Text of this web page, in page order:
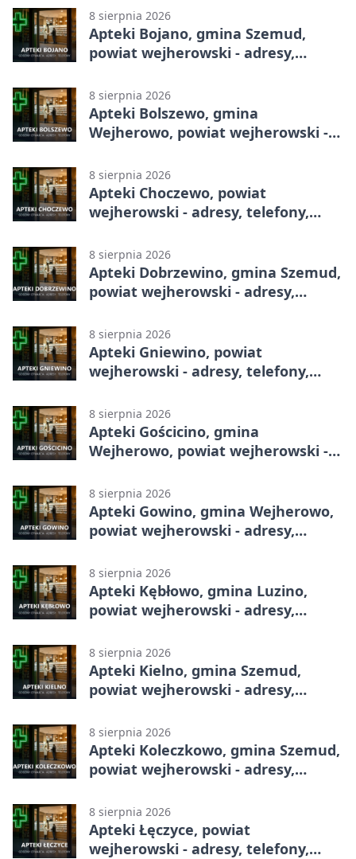
8 sierpnia 2026
Apteki Bojano, gmina Szemud,
powiat wejherowski - adresy,
8 sierpnia 2026
Apteki Bolszewo, gmina
Wejherowo, powiat wejherowski -
8 sierpnia 2026
Apteki Choczewo, powiat
wejherowski - adresy, telefony,
8 sierpnia 2026
Apteki Dobrzewino, gmina Szemud,
powiat wejherowski - adresy,
8 sierpnia 2026
Apteki Gniewino, powiat
wejherowski - adresy, telefony,
8 sierpnia 2026
Apteki Gościcino, gmina
Wejherowo, powiat wejherowski -
8 sierpnia 2026
Apteki Gowino, gmina Wejherowo,
powiat wejherowski - adresy,
8 sierpnia 2026
Apteki Kębłowo, gmina Luzino,
powiat wejherowski - adresy,
8 sierpnia 2026
Apteki Kielno, gmina Szemud,
powiat wejherowski - adresy,
8 sierpnia 2026
Apteki Koleczkowo, gmina Szemud,
powiat wejherowski - adresy,
8 sierpnia 2026
Apteki Łęczyce, powiat
wejherowski - adresy, telefony,